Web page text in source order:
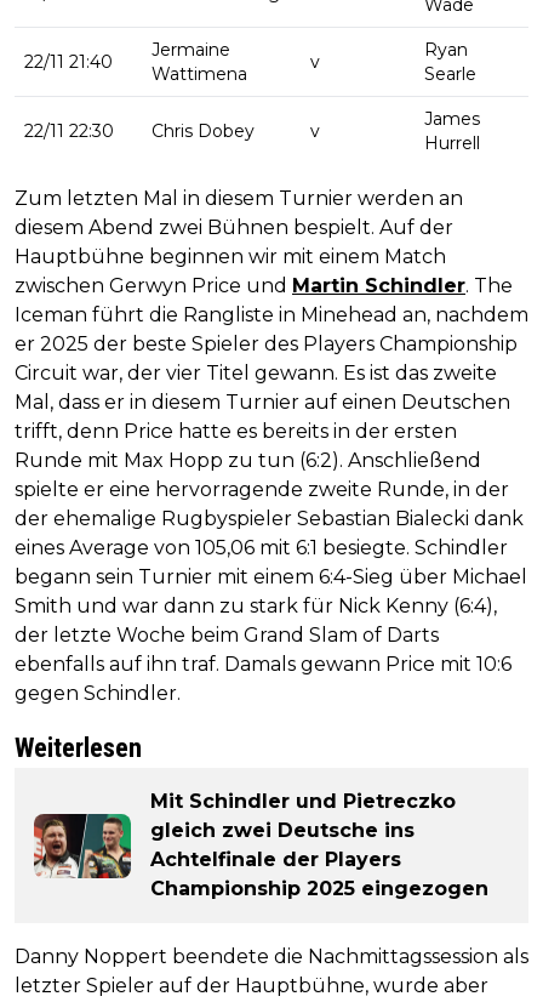
Wade
22/11 21:40
Jermaine
Wattimena
v
Ryan
Searle
22/11 22:30 Chris Dobey v
James
Hurrell
Zum letzten Mal in diesem Turnier werden an
diesem Abend zwei Bühnen bespielt. Auf der
Hauptbühne beginnen wir mit einem Match
zwischen Gerwyn Price und Martin Schindler. The
Iceman führt die Rangliste in Minehead an, nachdem
er 2025 der beste Spieler des Players Championship
Circuit war, der vier Titel gewann. Es ist das zweite
Mal, dass er in diesem Turnier auf einen Deutschen
trifft, denn Price hatte es bereits in der ersten
Runde mit Max Hopp zu tun (6:2). Anschließend
spielte er eine hervorragende zweite Runde, in der
der ehemalige Rugbyspieler Sebastian Bialecki dank
eines Average von 105,06 mit 6:1 besiegte. Schindler
begann sein Turnier mit einem 6:4-Sieg über Michael
Smith und war dann zu stark für Nick Kenny (6:4),
der letzte Woche beim Grand Slam of Darts
ebenfalls auf ihn traf. Damals gewann Price mit 10:6
gegen Schindler.
Weiterlesen
Mit Schindler und Pietreczko
gleich zwei Deutsche ins
Achtelfinale der Players
Championship 2025 eingezogen
Danny Noppert beendete die Nachmittagssession als
letzter Spieler auf der Hauptbühne, wurde aber